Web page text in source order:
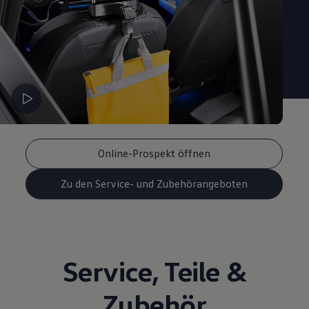
Magazin
Lifestyle
Transport
Familie
Elektromobilität
Volkswagen R
Pannen- und Unfallhilfe
Volkswagen Kundenbetreuung
Online-Prospekt öffnen
Zu den Service- und Zubehörangeboten
Service, Teile &